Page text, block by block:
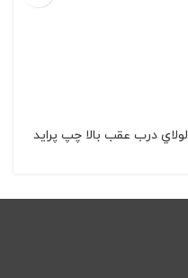
لولاي درب عقب بالا چپ پرايد